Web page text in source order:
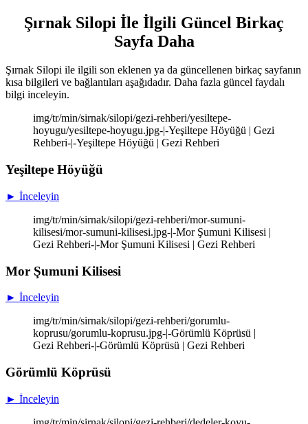
Şırnak Silopi İle İlgili Güncel Birkaç
Sayfa Daha
Şırnak Silopi ile ilgili son eklenen ya da güncellenen birkaç sayfanın
kısa bilgileri ve bağlantıları aşağıdadır. Daha fazla güncel faydalı
bilgi inceleyin.
img/tr/min/sirnak/silopi/gezi-rehberi/yesiltepe-
hoyugu/yesiltepe-hoyugu.jpg-|-Yeşiltepe Höyüğü | Gezi
Rehberi-|-Yeşiltepe Höyüğü | Gezi Rehberi
Yeşiltepe Höyüğü
► İnceleyin
img/tr/min/sirnak/silopi/gezi-rehberi/mor-sumuni-
kilisesi/mor-sumuni-kilisesi.jpg-|-Mor Şumuni Kilisesi |
Gezi Rehberi-|-Mor Şumuni Kilisesi | Gezi Rehberi
Mor Şumuni Kilisesi
► İnceleyin
img/tr/min/sirnak/silopi/gezi-rehberi/gorumlu-
koprusu/gorumlu-koprusu.jpg-|-Görümlü Köprüsü |
Gezi Rehberi-|-Görümlü Köprüsü | Gezi Rehberi
Görümlü Köprüsü
► İnceleyin